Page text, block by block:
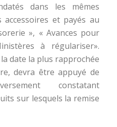
dans les mêmes
et payés au
», « Avances pour
à régulariser».
date la plus rapprochée
devra être appuyé de
constatant
sur lesquels la remise